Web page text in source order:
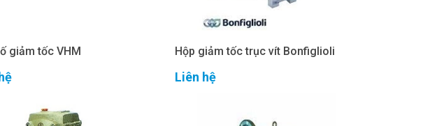
giảm tốc VHM Hộp giảm tốc trục vít Bonfiglioli
Liên hệ